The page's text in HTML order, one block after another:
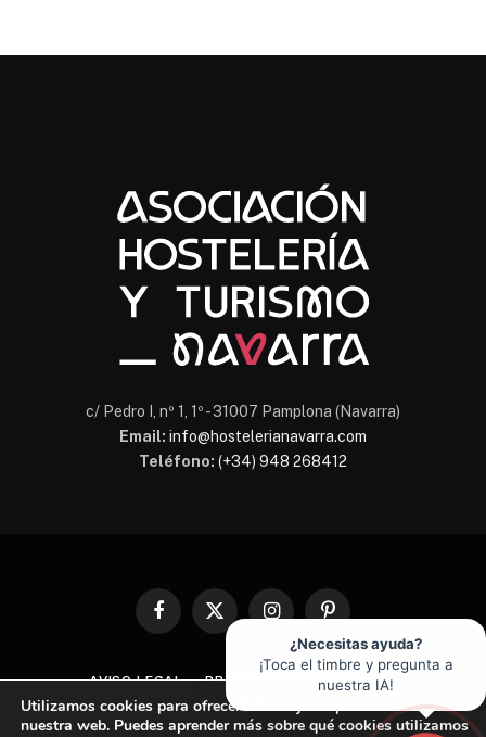
¿Necesitas ayuda?
¡Toca el timbre y pregunta a
nuestra IA!
Chatbot Hostelería Navarra
En línea
c/ Pedro I, nº 1, 1º - 31007 Pamplona (Navarra)
Email: info@hostelerianavarra.com
Teléfono: (+34) 948 268412
Facebook
X
(Twitter)
InstagramPinterest
AVISO LEGAL PROTECCIÓN DE DATOS
POLÍTICA DE COOKIES
Utilizamos cookies para ofrecerte la mejor experiencia en
nuestra web. Puedes aprender más sobre qué cookies utilizamos